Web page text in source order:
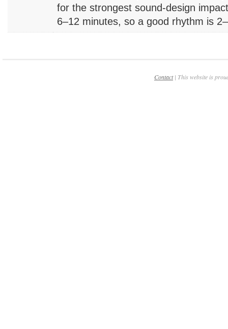
for the strongest sound-design
6–12 minutes, so a good rhythm is
Contact| This website is